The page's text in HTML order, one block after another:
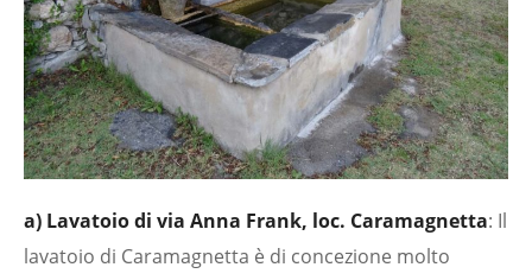
a) Lavatoio di via Anna Frank, loc. Caramagnetta: Il
lavatoio di Caramagnetta è di concezione molto